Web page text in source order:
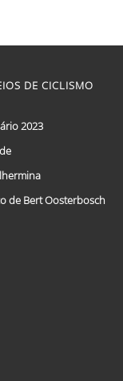
DE CICLISMO
2023
de Bert Oosterbosch